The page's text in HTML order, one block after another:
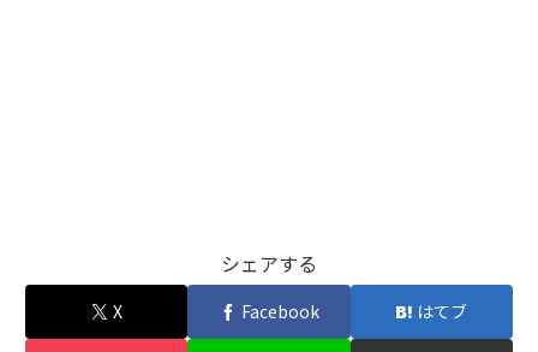
シェアする
X Facebook はてブ